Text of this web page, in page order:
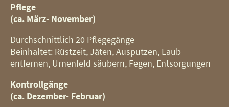
Pflege
(ca. März- November)
Durchschnittlich 20 Pflegegänge
Beinhaltet: Rüstzeit, Jäten, Ausputzen, Laub
entfernen, Urnenfeld säubern, Fegen, Entsorgungen
Kontrollgänge
(ca. Dezember- Februar)